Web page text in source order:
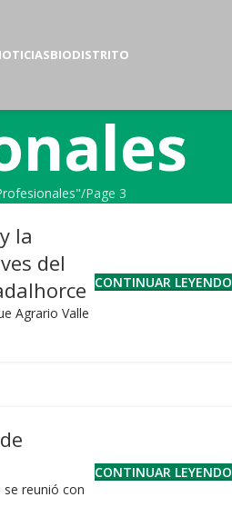
BIODISTRITO
Page 3
la
del
Agrario Valle
CONTINUAR LEYENDO
se reunió con
CONTINUAR LEYENDO